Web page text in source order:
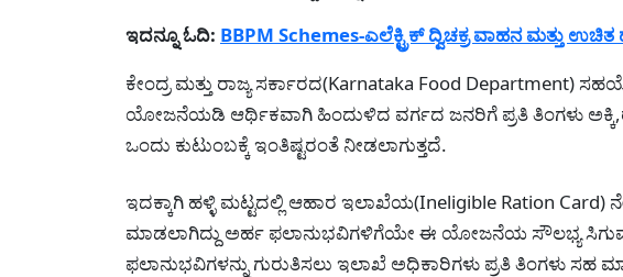
ಇದನ್ನೂ ಓದಿ: BBPM Schemes-ಎಲೆಕ್ಟ್ರಿಕ್ ದ್ವಿಚಕ್ರ ವಾಹನ ಮತ್ತು
ಕೇಂದ್ರ ಮತ್ತು ರಾಜ್ಯ ಸರ್ಕಾರದ(Karnataka Food Department)
ಯೋಜನೆಯಡಿ ಆರ್ಥಿಕವಾಗಿ ಹಿಂದುಳಿದ ವರ್ಗದ ಜನರಿಗೆ ಪ್ರತಿ ತಿಂಗಳು
ಒಂದು ಕುಟುಂಬಕ್ಕೆ ಇಂತಿಷ್ಟರಂತೆ ನೀಡಲಾಗುತ್ತದೆ.
ಇದಕ್ಕಾಗಿ ಹಳ್ಳಿ ಮಟ್ಟದಲ್ಲಿ ಆಹಾರ ಇಲಾಖೆಯ(Ineligible Ration Card)
ಮಾಡಲಾಗಿದ್ದು ಅರ್ಹ ಫಲಾನುಭವಿಗಳಿಗೆಯೇ ಈ ಯೋಜನೆಯ ಸೌಲಭ್ಯ
ಫಲಾನುಭವಿಗಳನ್ನು ಗುರುತಿಸಲು ಇಲಾಖೆ ಅಧಿಕಾರಿಗಳು ಪ್ರತಿ ತಿಂಗಳು